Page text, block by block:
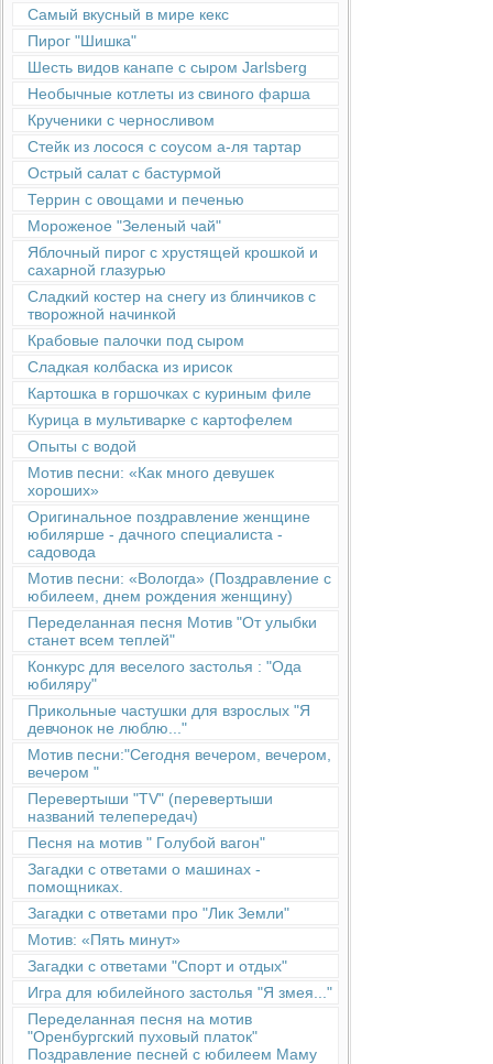
Самый вкусный в мире кекс
Пирог "Шишка"
Шесть видов канапе с сыром Jarlsberg
Необычные котлеты из свиного фарша
Крученики с черносливом
Стейк из лосося с соусом а-ля тартар
Острый салат с бастурмой
Террин с овощами и печенью
Мороженое "Зеленый чай"
Яблочный пирог с хрустящей крошкой и
сахарной глазурью
Сладкий костер на снегу из блинчиков с
творожной начинкой
Крабовые палочки под сыром
Сладкая колбаска из ирисок
Картошка в горшочках с куриным филе
Курица в мультиварке с картофелем
Опыты с водой
Мотив песни: «Как много девушек
хороших»
Оригинальное поздравление женщине
юбилярше - дачного специалиста -
садовода
Мотив песни: «Вологда» (Поздравление с
юбилеем, днем рождения женщину)
Переделанная песня Мотив "От улыбки
станет всем теплей"
Конкурс для веселого застолья : "Ода
юбиляру"
Прикольные частушки для взрослых "Я
девчонок не люблю..."
Мотив песни:"Сегодня вечером, вечером,
вечером "
Перевертыши "TV" (перевертыши
названий телепередач)
Песня на мотив " Голубой вагон"
Загадки с ответами о машинах -
помощниках.
Загадки с ответами про "Лик Земли"
Мотив: «Пять минут»
Загадки с ответами "Спорт и отдых"
Игра для юбилейного застолья "Я змея..."
Переделанная песня на мотив
"Оренбургский пуховый платок"
Поздравление песней с юбилеем Маму